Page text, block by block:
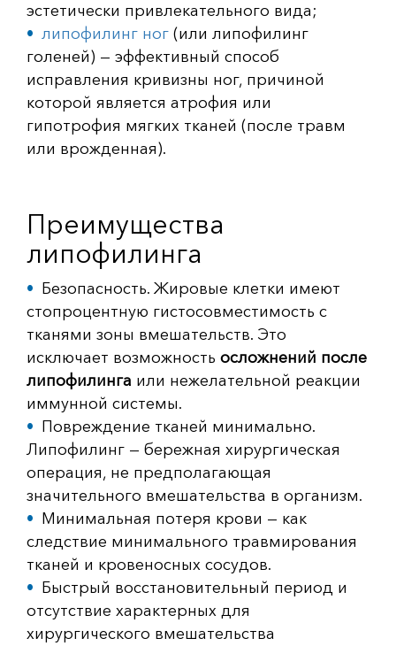
эстетически привлекательного вида;
липофилинг ног (или липофилинг
голеней) — эффективный способ
исправления кривизны ног, причиной
которой является атрофия или
гипотрофия мягких тканей (после травм
или врожденная).
Преимущества
липофилинга
Безопасность. Жировые клетки имеют
стопроцентную гистосовместимость с
тканями зоны вмешательств. Это
исключает возможность осложнений после
липофилинга или нежелательной реакции
иммунной системы.
Повреждение тканей минимально.
Липофилинг — бережная хирургическая
операция, не предполагающая
значительного вмешательства в организм.
Минимальная потеря крови — как
следствие минимального травмирования
тканей и кровеносных сосудов.
Быстрый восстановительный период и
отсутствие характерных для
хирургического вмешательства